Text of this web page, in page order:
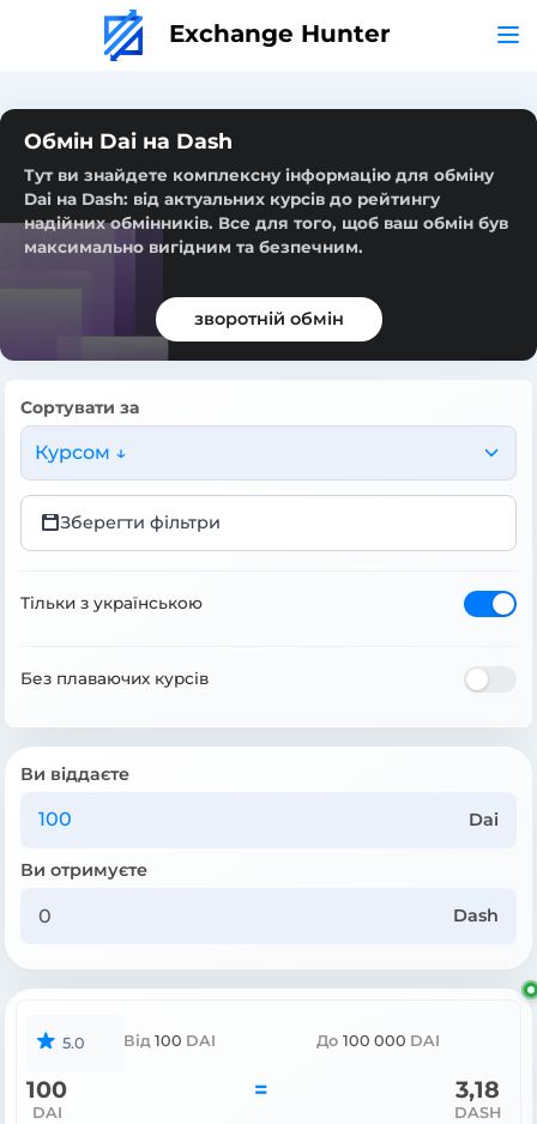
Exchange Hunter
Обмін Dai на Dash
Тут ви знайдете комплексну інформацію для обміну
Dai на Dash: від актуальних курсів до рейтингу
надійних обмінників. Все для того, щоб ваш обмін був
максимально вигідним та безпечним.
зворотній обмін
Сортувати за
Курсом ↓
Зберегти фільтри
Тільки з українською
Без плаваючих курсів
Ви віддаєте
Dai
Ви отримуєте
Dash
5.0 Від 100 DAI До 100 000 DAI
100
DAI
= 3,18
DASH